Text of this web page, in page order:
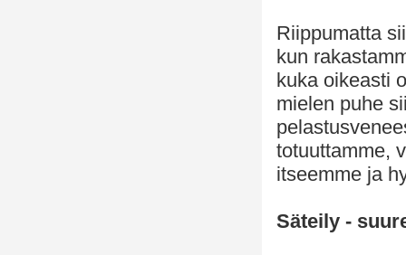
Riippumatta
kun
kuka oikeasti
mielen puhe
totuuttamme,
itseemme ja
Säteily -